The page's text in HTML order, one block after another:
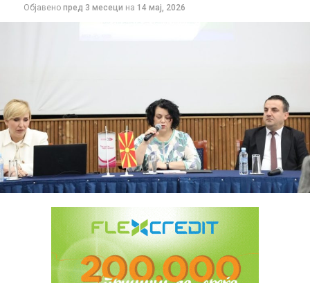
Објавено пред 3 месеци на 14 мај, 2026